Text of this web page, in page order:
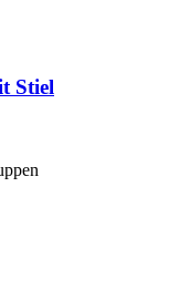
Stiel